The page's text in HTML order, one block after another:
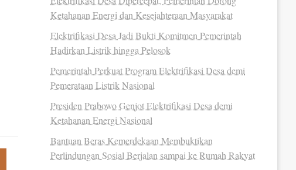
Ketahanan Energi dan Kesejahteraan Masyarakat
Elektrifikasi Desa Jadi Bukti Komitmen Pemerintah
Hadirkan Listrik hingga Pelosok
Pemerintah Perkuat Program Elektrifikasi Desa demi
Pemerataan Listrik Nasional
Presiden Prabowo Genjot Elektrifikasi Desa demi
Ketahanan Energi Nasional
Bantuan Beras Kemerdekaan Membuktikan
Perlindungan Sosial Berjalan sampai ke Rumah Rakyat